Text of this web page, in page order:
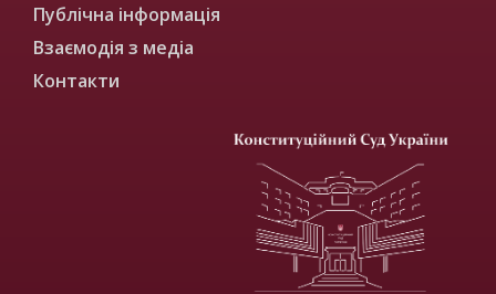
Публічна інформація
Взаємодія з медіа
Контакти